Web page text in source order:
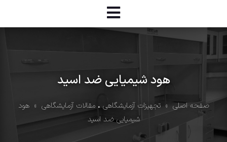
هود شیمیایی ضد اسید
صفحه اصلی»تجهیزات آزمایشگاهی•مقالات آزمایشگاهی » هود
شیمیایی ضد اسید